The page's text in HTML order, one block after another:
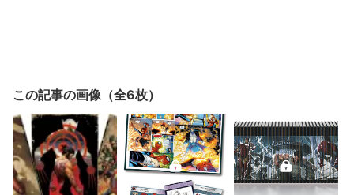
この記事の画像（全6枚）